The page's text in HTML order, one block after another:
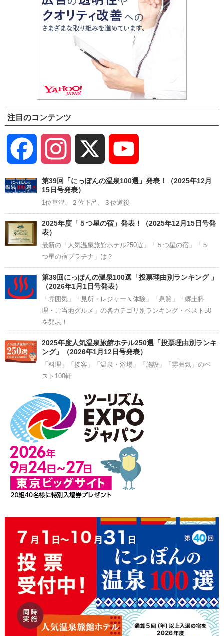
注目のコンテンツ
Facebook Instagram
Channel
第39回「にっぽんの温泉100選」発表！（2025年12月
15日号発表）
1位草津、２位下呂、３位道後
2025年度「５つ星の宿」発表！（2025年12月15日号発
表）
最新の「人気温泉旅館ホテル250選」「５つ星の宿」「５
つ星の宿プラチナ」は？
第39回にっぽんの温泉100選「投票理由別ランキング 」
（2026年1月1日号発表）
「雰囲気」「見所・レジャー＆体験」「泉質」「郷土料
理・ご当地グルメ」の各カテゴリ別ランキング・ベスト50
を発表！
2025年度人気温泉旅館ホテル250選「投票理由別ランキ
ング」（2026年1月12日号発表）
「料理」「接客」「温泉・浴場」「施設」「雰囲気」のベ
スト100軒